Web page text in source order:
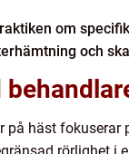
om
och
häst fokuserar